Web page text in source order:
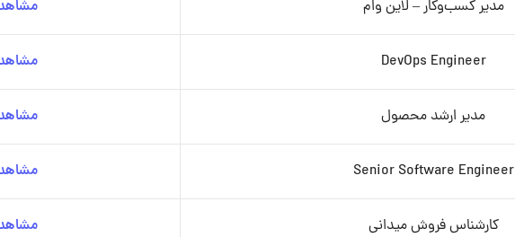
مدیر کسب‌وکار – لاین وام
DevOps Engineer
مدیر ارشد محصول
Senior Software Engineer
کارشناس فروش میدانی